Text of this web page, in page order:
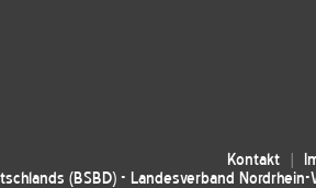
Kontakt
(BSBD) - Landesverband